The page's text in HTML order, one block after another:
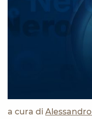
a cura di